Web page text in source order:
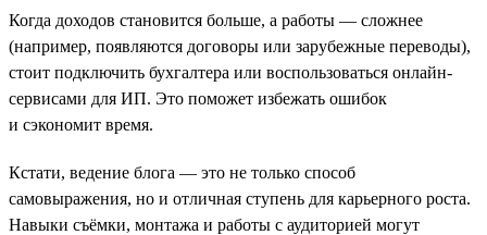
Когда доходов становится больше, а работы — сложнее
(например, появляются договоры или зарубежные переводы),
стоит подключить бухгалтера или воспользоваться онлайн-
сервисами для ИП. Это поможет избежать ошибок
и сэкономит время.
Кстати, ведение блога — это не только способ
самовыражения, но и отличная ступень для карьерного роста.
Навыки съёмки, монтажа и работы с аудиторией могут